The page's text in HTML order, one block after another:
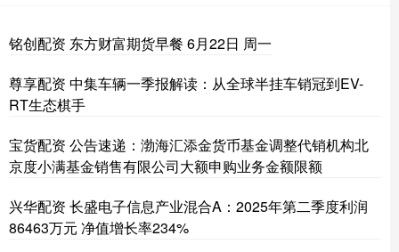
铭创配资 东方财富期货早餐 6月22日 周一
尊享配资 中集车辆一季报解读：从全球半挂车销冠到EV-
RT生态棋手
宝货配资 公告速递：渤海汇添金货币基金调整代销机构北
京度小满基金销售有限公司大额申购业务金额限额
兴华配资 长盛电子信息产业混合A：2025年第二季度利润
86463万元 净值增长率234%